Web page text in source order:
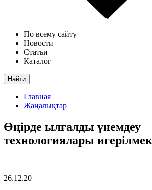
По всему сайту
Новости
Статьи
Каталог
Найти
Главная
Жаңалықтар
Өңірде ылғалды үнемдеу
технологиялары игерілмек
26.12.20